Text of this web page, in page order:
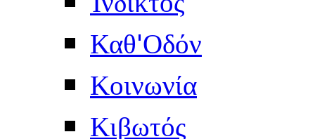
Καθ'Οδόν
Κοινωνία
Κιβωτός